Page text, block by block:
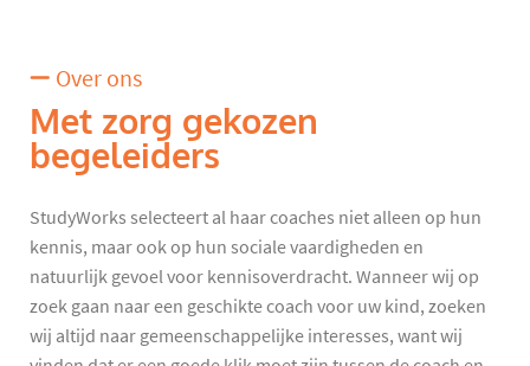
Over ons
Met zorg gekozen
begeleiders
StudyWorks selecteert al haar coaches niet alleen op hun
kennis, maar ook op hun sociale vaardigheden en
natuurlijk gevoel voor kennisoverdracht. Wanneer wij op
zoek gaan naar een geschikte coach voor uw kind, zoeken
wij altijd naar gemeenschappelijke interesses, want wij